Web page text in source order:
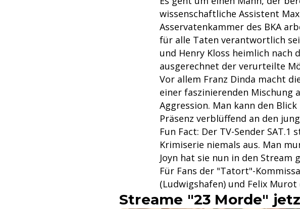
wissenschaftliche Assistent
Asservatenkammer des BKA
für alle Taten verantwortlich
und Henry Kloss heimlich nach
ausgerechnet der verurteilte
Vor allem Franz Dinda macht
einer faszinierenden Mischung
Aggression. Man kann den
Präsenz verblüffend an den
Fun Fact: Der TV-Sender
Krimiserie niemals aus. Man
Joyn hat sie nun in den Stream
Für Fans der "Tatort"-
(Ludwigshafen) und Felix Murot
Streame "23 Morde"